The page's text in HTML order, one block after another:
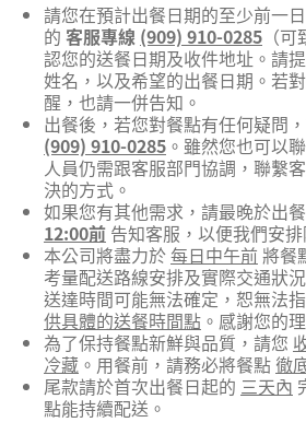
請您在預計出餐日期的至少前一
的 客服專線 (909) 910-0285 （
認您的送餐日期及收件地址。請
姓名，以及希望的出餐日期。若
醒，也請一併告知。
出餐後，若您對餐點有任何疑問
(909) 910-0285 。雖然您也可以
人員仍需跟客服部門協調，聯繫
決的方式。
如果您有其他需求，請最晚於出
12:00前 告知客服，以便我們安
本公司將盡力於每日中午前 將餐
考量配送路線安排及實際交通狀
送達時間可能無法確定，恕無法
供具體的送餐時間點 。感謝您的
為了保持餐點新鮮與品質，請您
冷藏 。用餐前，請務必將餐點 徹
尾款請於首次出餐日起的 三天內
點能持續配送。